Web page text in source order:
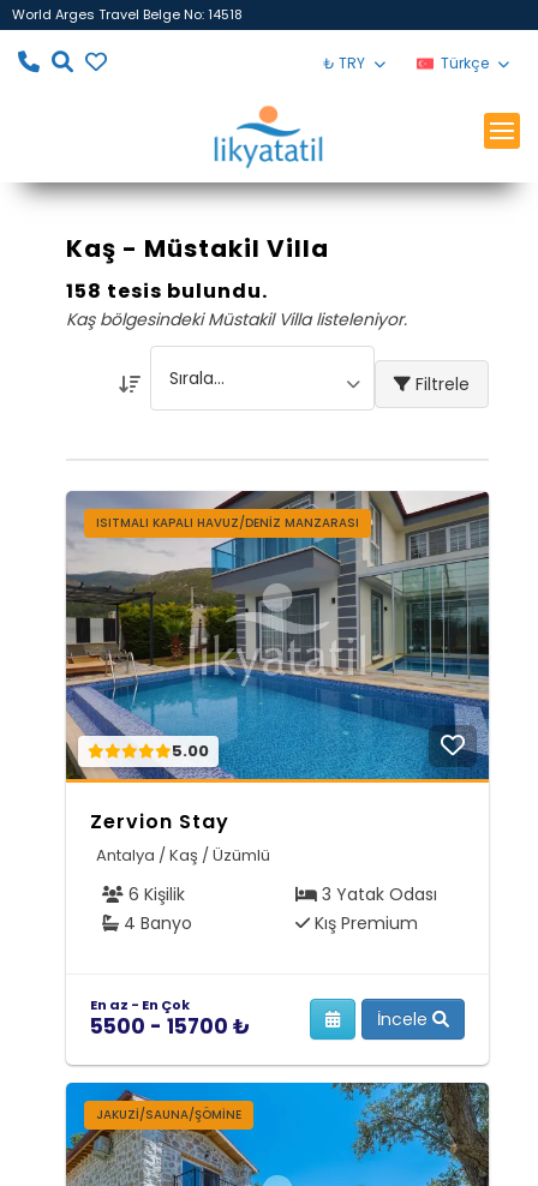
World Arges Travel Belge No: 14518
₺ TRY Türkçe
Kaş - Müstakil Villa
158 tesis bulundu.
Kaş bölgesindeki Müstakil Villa listeleniyor.
Filtrele
ISITMALI KAPALI HAVUZ/DENİZ MANZARASI
5.00
Zervion Stay
Antalya / Kaş / Üzümlü
6 Kişilik
3 Yatak Odası
4 Banyo
Kış Premium
En az - En Çok
5500 - 15700 ₺ İncele
JAKUZI/SAUNA/ŞÖMINE